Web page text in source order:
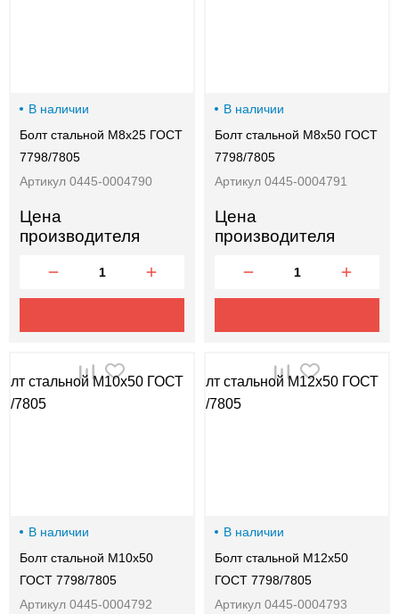
В наличии
Болт стальной М8х25 ГОСТ
7798/7805
Артикул 0445-0004790
Цена
производителя
В наличии
Болт стальной М8х50 ГОСТ
7798/7805
Артикул 0445-0004791
Цена
производителя
В наличии
Болт стальной М10х50
ГОСТ 7798/7805
Артикул 0445-0004792
В наличии
Болт стальной М12х50
ГОСТ 7798/7805
Артикул 0445-0004793